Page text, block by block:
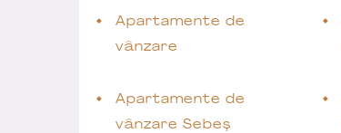
Apartamente de
vânzare
Apartamente de
vânzare Sebeș